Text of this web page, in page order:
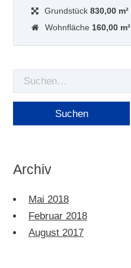
Grundstück 830,00 m²
Wohnfläche 160,00 m²
Suche
nach
Archiv
Mai 2018
Februar 2018
August 2017